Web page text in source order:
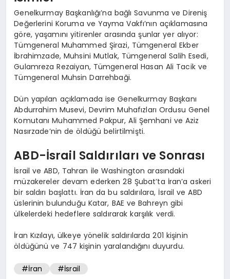
Genelkurmay Başkanlığı’na bağlı Savunma ve Direniş
Değerlerini Koruma ve Yayma Vakfı’nın açıklamasına
göre, yaşamını yitirenler arasında şunlar yer alıyor:
Tümgeneral Muhammed Şirazi, Tümgeneral Ekber
İbrahimzade, Muhsini Mutlak, Tümgeneral Salih Esedi,
Gulamreza Rezaiyan, Tümgeneral Hasan Ali Tacik ve
Tümgeneral Muhsin Darrehbaği.
Dün yapılan açıklamada ise Genelkurmay Başkanı
Abdurrahim Musevi, Devrim Muhafızları Ordusu Genel
Komutanı Muhammed Pakpur, Ali Şemhani ve Aziz
Nasırzade’nin de öldüğü belirtilmişti.
ABD-İsrail Saldırıları ve Sonrası
İsrail ve ABD, Tahran ile Washington arasındaki
müzakereler devam ederken 28 Şubat’ta İran’a askeri
bir saldırı başlattı. İran da bu saldırılara, İsrail ve ABD
üslerinin bulunduğu Katar, BAE ve Bahreyn gibi
ülkelerdeki hedeflere saldırarak karşılık verdi.
İran Kızılayı, ülkeye yönelik saldırılarda 201 kişinin
öldüğünü ve 747 kişinin yaralandığını duyurdu.
#İran #İsrail